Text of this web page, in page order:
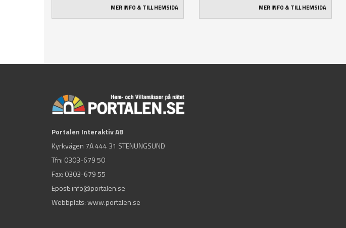
MER INFO & TILL HEMSIDA MER INFO & TILL HEMSIDA
Portalen Interaktiv AB
Kyrkvägen 7A 444 31 STENUNGSUND
Tfn: 0303-679 50
Fax: 0303-679 55
Epost: info@portalen.se
Webbplats: www.portalen.se